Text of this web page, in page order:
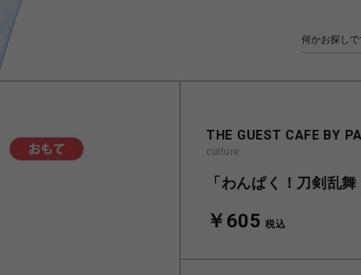
THE GUEST CAFE BY
culture
「わんぱく！刀剣乱
￥605 税込